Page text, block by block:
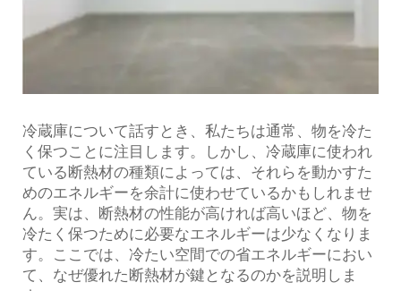
冷蔵庫について話すとき、私たちは通常、物を冷た
く保つことに注目します。しかし、冷蔵庫に使われ
ている断熱材の種類によっては、それらを動かすた
めのエネルギーを余計に使わせているかもしれませ
ん。実は、断熱材の性能が高ければ高いほど、物を
冷たく保つために必要なエネルギーは少なくなりま
す。ここでは、冷たい空間での省エネルギーにおい
て、なぜ優れた断熱材が鍵となるのかを説明しま